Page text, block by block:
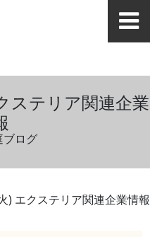
ステリア関連企業
ブログ
) エクステリア関連企業情報